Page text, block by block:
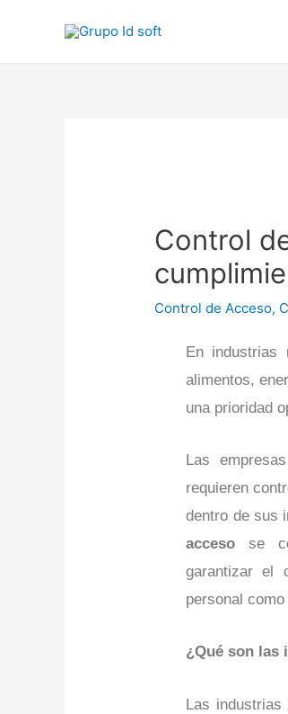
Control
Control de Acceso,
En industrias
alimentos,
una prioridad
Las
requieren
dentro de sus
acceso se
garantizar el
personal
¿Qué son las
Las industrias